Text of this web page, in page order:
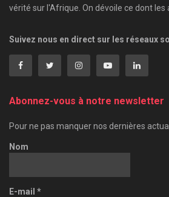
vérité sur l'Afrique. On dévoile ce dont les
Suivez nous en direct sur les réseaux
Abonnez-vous à notre newsletter
Pour ne pas manquer nos dernières
Nom
E-mail *